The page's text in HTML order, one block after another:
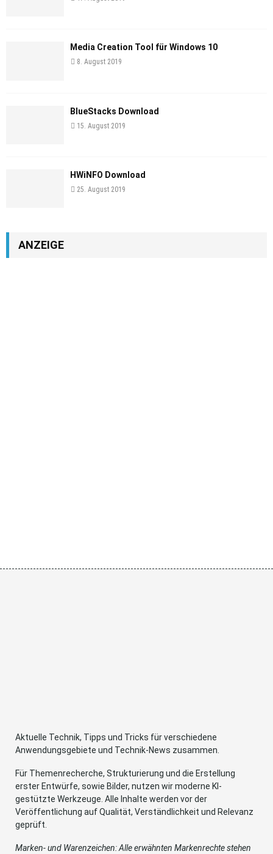
Media Creation Tool für Windows 10
8. August 2019
BlueStacks Download
15. August 2019
HWiNFO Download
25. August 2019
ANZEIGE
Aktuelle Technik, Tipps und Tricks für verschiedene
Anwendungsgebiete und Technik-News zusammen.
Für Themenrecherche, Strukturierung und die Erstellung
erster Entwürfe, sowie Bilder, nutzen wir moderne KI-
gestützte Werkzeuge. Alle Inhalte werden vor der
Veröffentlichung auf Qualität, Verständlichkeit und Relevanz
geprüft.
Marken- und Warenzeichen: Alle erwähnten Markenrechte stehen